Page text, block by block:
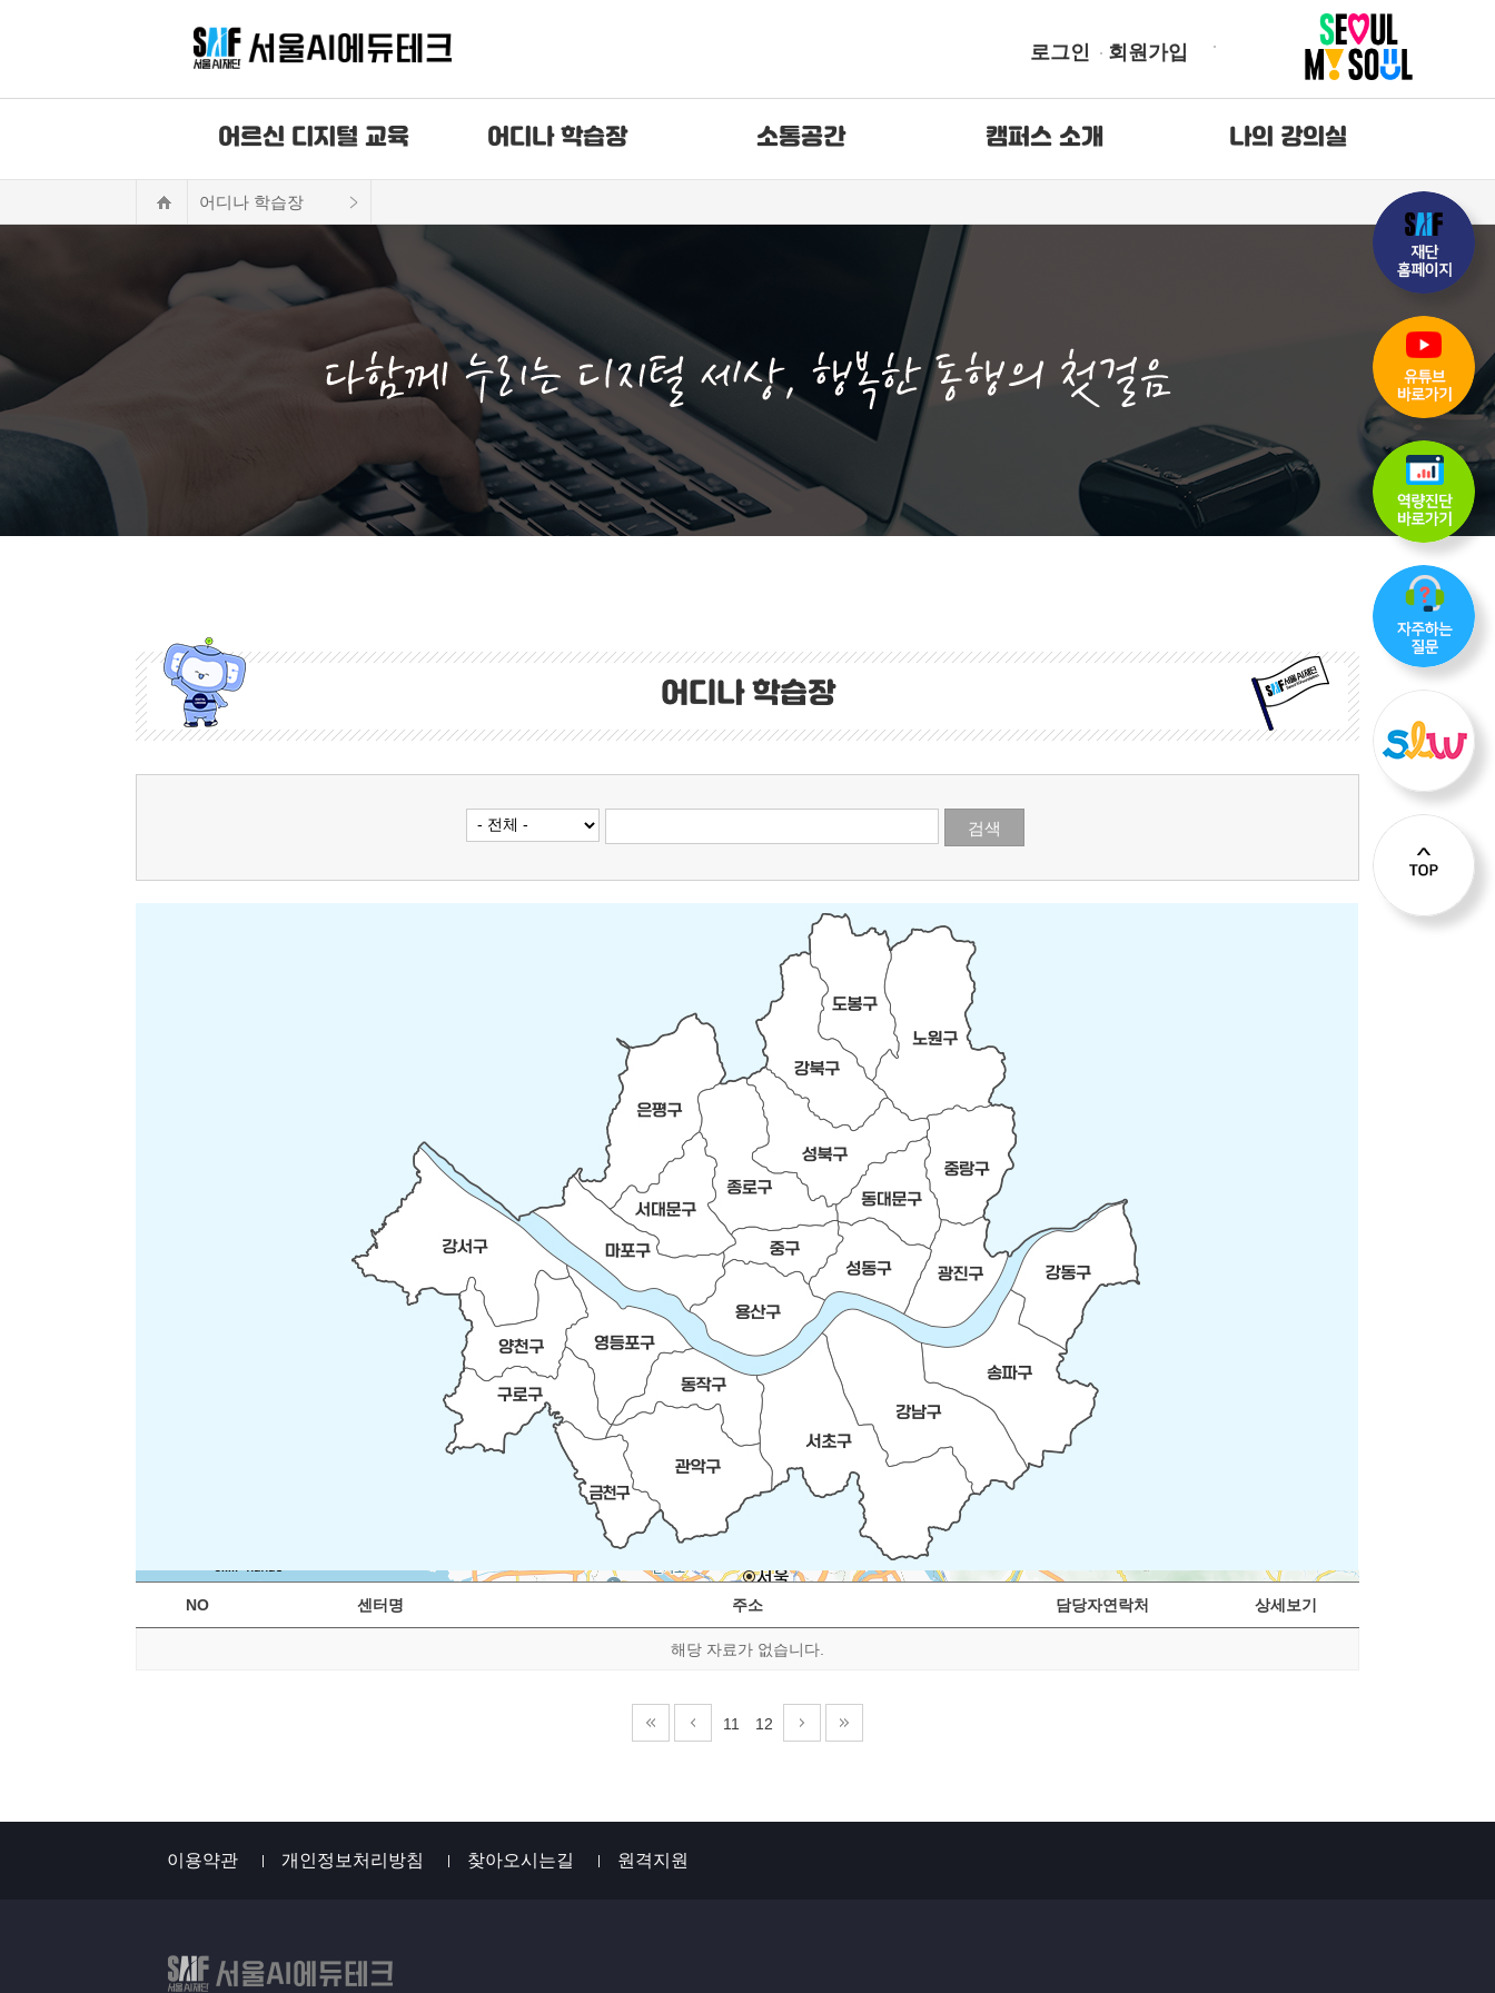
로그인 회원가입
어르신 디지털 교육 어디나 학습장 소통공간 캠퍼스 소개 나의 강의실
어디나 학습장
어디나 학습장
NO 센터명 주소 담당자연락처 상세보기
해당 자료가 없습니다.
11 12
이용약관 개인정보처리방침 찾아오시는길 원격지원